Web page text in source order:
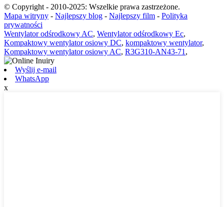
© Copyright - 2010-2025: Wszelkie prawa zastrzeżone.
Mapa witryny - Najlepszy blog - Najlepszy film - Polityka
prywatności
Wentylator odśrodkowy AC, Wentylator odśrodkowy Ec,
Kompaktowy wentylator osiowy DC, kompaktowy wentylator,
Kompaktowy wentylator osiowy AC, R3G310-AN43-71 ,
Wyślij e-mail
WhatsApp
x